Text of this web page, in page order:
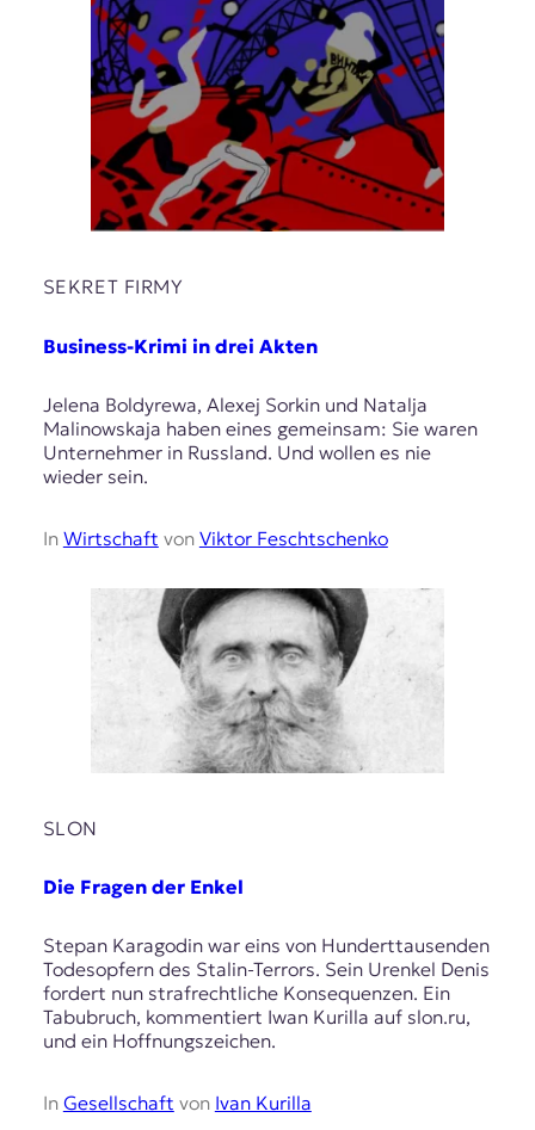
SEKRET FIRMY
Business-Krimi in drei Akten
Jelena Boldyrewa, Alexej Sorkin und Natalja
Malinowskaja haben eines gemeinsam: Sie waren
Unternehmer in Russland. Und wollen es nie
wieder sein.
In Wirtschaft von Viktor Feschtschenko
SLON
Die Fragen der Enkel
Stepan Karagodin war eins von Hunderttausenden
Todesopfern des Stalin-Terrors. Sein Urenkel Denis
fordert nun strafrechtliche Konsequenzen. Ein
Tabubruch, kommentiert Iwan Kurilla auf slon.ru,
und ein Hoffnungszeichen.
In Gesellschaft von Ivan Kurilla